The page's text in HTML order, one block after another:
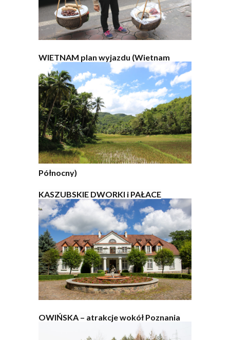
WIETNAM plan wyjazdu (Wietnam
Północny)
KASZUBSKIE DWORKI i PAŁACE
OWIŃSKA – atrakcje wokół Poznania